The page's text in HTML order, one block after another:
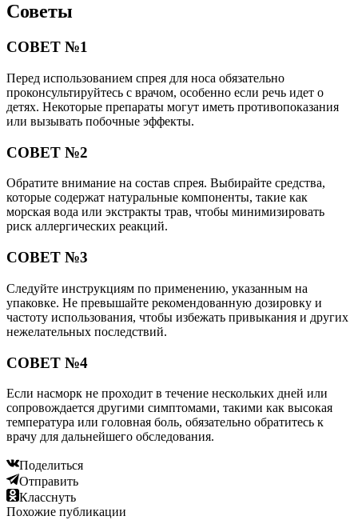
Советы
СОВЕТ №1
Перед использованием спрея для носа обязательно
проконсультируйтесь с врачом, особенно если речь идет о
детях. Некоторые препараты могут иметь противопоказания
или вызывать побочные эффекты.
СОВЕТ №2
Обратите внимание на состав спрея. Выбирайте средства,
которые содержат натуральные компоненты, такие как
морская вода или экстракты трав, чтобы минимизировать
риск аллергических реакций.
СОВЕТ №3
Следуйте инструкциям по применению, указанным на
упаковке. Не превышайте рекомендованную дозировку и
частоту использования, чтобы избежать привыкания и других
нежелательных последствий.
СОВЕТ №4
Если насморк не проходит в течение нескольких дней или
сопровождается другими симптомами, такими как высокая
температура или головная боль, обязательно обратитесь к
врачу для дальнейшего обследования.
Поделиться
Отправить
Класснуть
Похожие публикации